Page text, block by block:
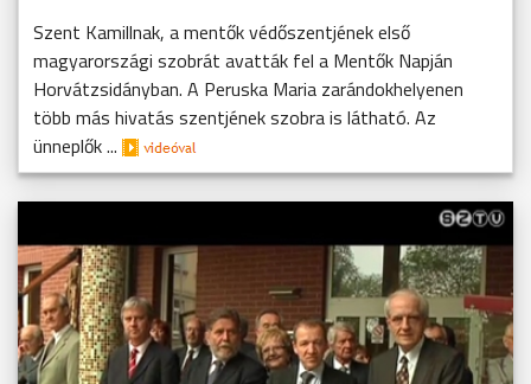
Szent Kamillnak, a mentők védőszentjének első
magyarországi szobrát avatták fel a Mentők Napján
Horvátzsidányban. A Peruska Maria zarándokhelyenen
több más hivatás szentjének szobra is látható. Az
ünneplők ...